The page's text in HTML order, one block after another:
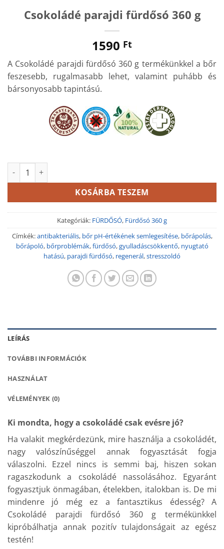
Csokoládé parajdi fürdősó 360 g
1590 Ft
A Csokoládé parajdi fürdősó 360 g termékünkkel a bőr
feszesebb, rugalmasabb lehet, valamint puhább és
bársonyosabb tapintású.
Csokoládé parajdi fürdősó 360 g mennyiség
KOSÁRBA TESZEM
Kategóriák: FÜRDŐSÓ, Fürdősó 360 g
Címkék:antibakteriális, bőr pH-értékének semlegesítése, bőrápolás,
bőrápoló, bőrproblémák,fürdősó,gyulladáscsökkentő, nyugtató
hatású, parajdi fürdősó, regenerál,stresszoldó
LEÍRÁS
TOVÁBBI INFORMÁCIÓK
HASZNÁLAT
VÉLEMÉNYEK (0)
Ki mondta, hogy a csokoládé csak evésre jó?
Ha valakit megkérdezünk, mire használja a csokoládét,
nagy valószínűséggel annak fogyasztását fogja
válaszolni. Ezzel nincs is semmi baj, hiszen sokan
ragaszkodunk a csokoládé nassolásához. Egyaránt
fogyasztjuk önmagában, ételekben, italokban is. De mi
mindenre jó még ez a fantasztikus édesség? A
Csokoládé parajdi fürdősó 360 g termékünkkel
kipróbálhatja annak pozitív tulajdonságait az egész
testén!